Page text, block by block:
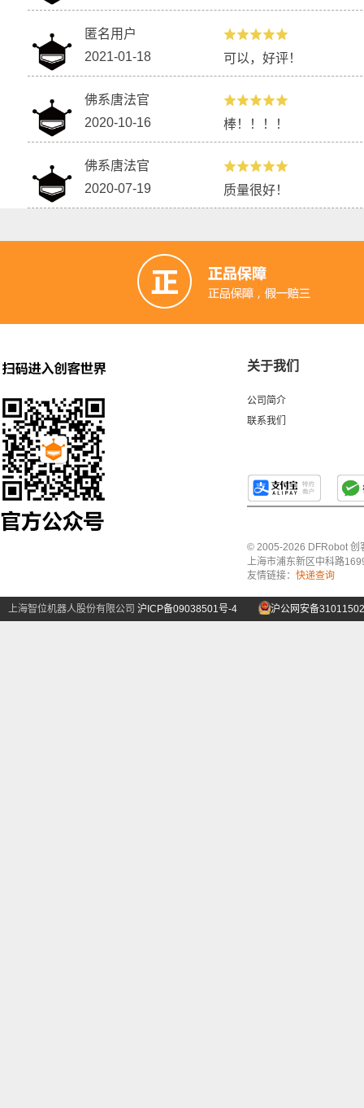
匿名用户
2021-01-18
可以，好评！
佛系唐法官
2020-10-16
棒！！！！
佛系唐法官
2020-07-19
质量很好！
关于我们
公司简介
联系我们
© 2005-2026 DFRobot 创
上海市浦东新区中科路
友情链接： 快递查询
上海智位机器人股份有限公司 沪ICP备09038501号-4 沪公网安备